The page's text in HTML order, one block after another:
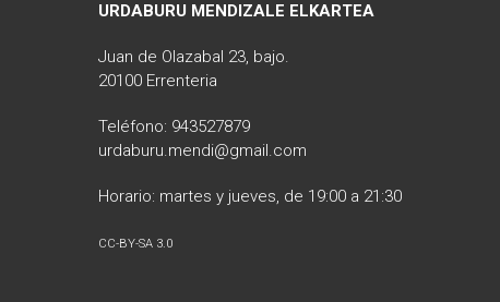
URDABURU MENDIZALE ELKARTEA
Juan de Olazabal 23, bajo.
20100 Errenteria
Teléfono: 943527879
urdaburu.mendi@gmail.com
Horario: martes y jueves, de 19:00 a 21:30
CC-BY-SA 3.0